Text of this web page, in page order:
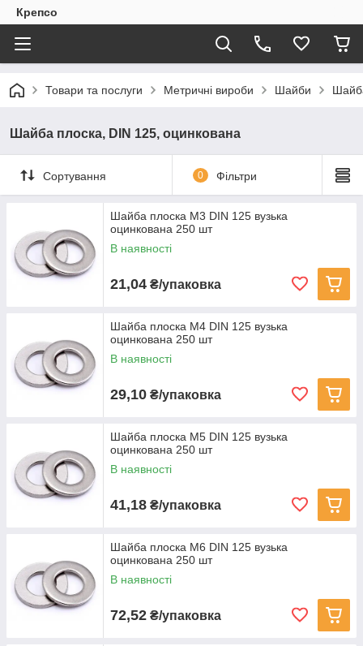
Крепсо
Товари та послуги Метричні вироби Шайби
Шайба плоска, DIN 125, оцинкована
Сортування 0 Фільтри
Шайба плоска M3 DIN 125 вузька
оцинкована 250 шт
В наявності
21,04 ₴/упаковка
Шайба плоска M4 DIN 125 вузька
оцинкована 250 шт
В наявності
29,10 ₴/упаковка
Шайба плоска M5 DIN 125 вузька
оцинкована 250 шт
В наявності
41,18 ₴/упаковка
Шайба плоска M6 DIN 125 вузька
оцинкована 250 шт
В наявності
72,52 ₴/упаковка